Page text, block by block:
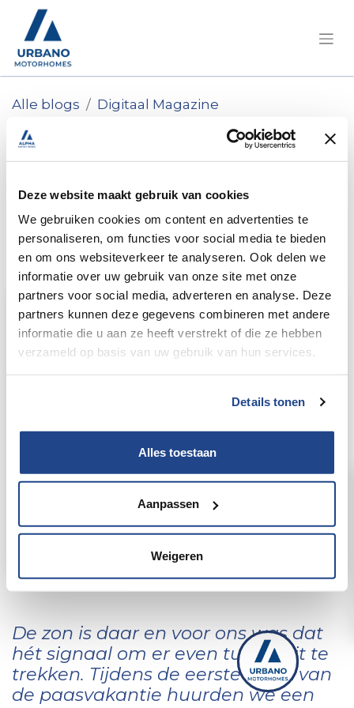
Deze website maakt gebruik van cookies
We gebruiken cookies om content en advertenties te
personaliseren, om functies voor social media te bieden
en om ons websiteverkeer te analyseren. Ook delen we
informatie over uw gebruik van onze site met onze
partners voor social media, adverteren en analyse. Deze
partners kunnen deze gegevens combineren met andere
informatie die u aan ze heeft verstrekt of die ze hebben
verzameld op basis van uw gebruik van hun services.
Details tonen
Alles toestaan
Aanpassen
Weigeren
Alle blogs
Digitaal Magazine
Campertrip naar
Hauts-de-France
Vijf dagen onthaasten!
23 april 2026 in Steven
De zon is daar en voor ons was dat
hét signaal om er even tussenuit te
trekken. Tijdens de eerste week van
de paasvakantie huurden we een